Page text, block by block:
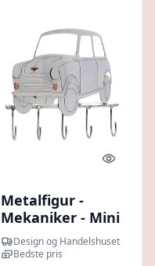
Quick
Metalfigur -
Mekaniker - Mini
Morris Mascot
nøgleholder
Design og Handelshuset
Bedste pris